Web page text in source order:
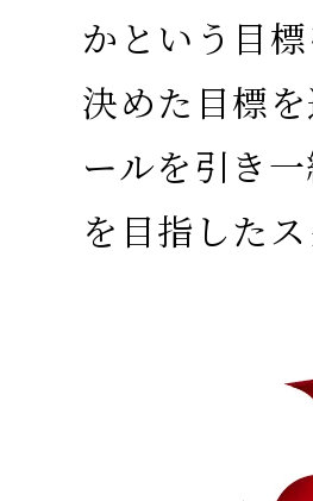
かという目標
決めた目標
ールを引き
を目指したス